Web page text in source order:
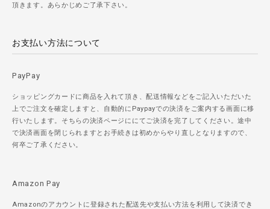
頂きます。あらかじめご了承下さい。
お支払い方法について
PayPay
ショッピングカードに商品を入れて頂き、配送情報などをご記入いただいた
上でご注文を確定しますと、自動的にPaypayでの決済をご案内する画面に移
行いたします。そちらの決済ページににてご決済を完了してください。途中
で決済画面を閉じられますとお手続きは初めからやり直しとなりますので、
何卒ご了承ください。
Amazon Pay
Amazonのアカウントに登録された配送先や支払い方法を利用して決済でき